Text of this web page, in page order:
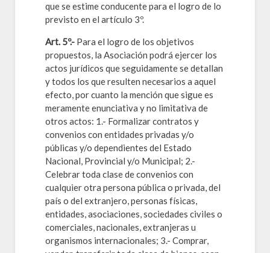
que se estime conducente para el logro de lo
previsto en el artículo 3º.
Art. 5º.- Para el logro de los objetivos
propuestos, la Asociación podrá ejercer los
actos jurídicos que seguidamente se detallan
y todos los que resulten necesarios a aquel
efecto, por cuanto la mención que sigue es
meramente enunciativa y no limitativa de
otros actos: 1.- Formalizar contratos y
convenios con entidades privadas y/o
públicas y/o dependientes del Estado
Nacional, Provincial y/o Municipal; 2.-
Celebrar toda clase de convenios con
cualquier otra persona pública o privada, del
país o del extranjero, personas físicas,
entidades, asociaciones, sociedades civiles o
comerciales, nacionales, extranjeras u
organismos internacionales; 3.- Comprar,